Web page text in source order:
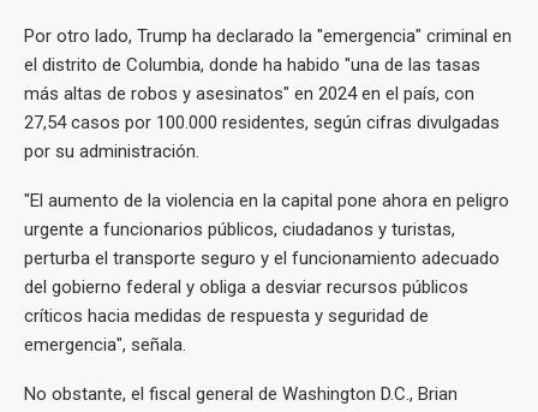
Por otro lado, Trump ha declarado la "emergencia" criminal en
el distrito de Columbia, donde ha habido "una de las tasas
más altas de robos y asesinatos" en 2024 en el país, con
27,54 casos por 100.000 residentes, según cifras divulgadas
por su administración.
"El aumento de la violencia en la capital pone ahora en peligro
urgente a funcionarios públicos, ciudadanos y turistas,
perturba el transporte seguro y el funcionamiento adecuado
del gobierno federal y obliga a desviar recursos públicos
críticos hacia medidas de respuesta y seguridad de
emergencia", señala.
No obstante, el fiscal general de Washington D.C., Brian